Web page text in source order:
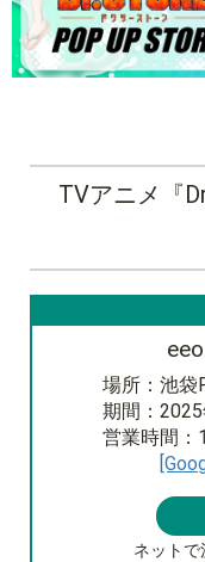
TVアニメ『
場所：池袋
期間：
営業時間：
ネットで